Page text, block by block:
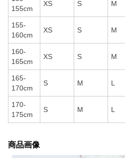
155cm
XS S M
155-
160cm
XS S M
160-
165cm
XS S M
165-
170cm
S M L
170-
175cm
S M L
商品画像